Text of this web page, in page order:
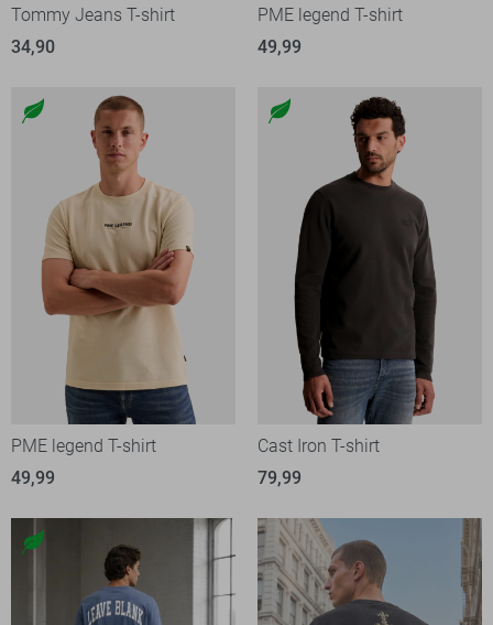
Tommy Jeans T-shirt
34,90
PME legend T-shirt
49,99
PME legend T-shirt
49,99
Cast Iron T-shirt
79,99